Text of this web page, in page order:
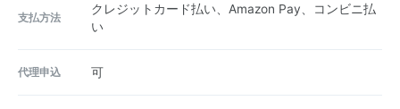
支払方法
クレジットカード払い、Amazon Pay、コンビニ払
い
代理申込 可